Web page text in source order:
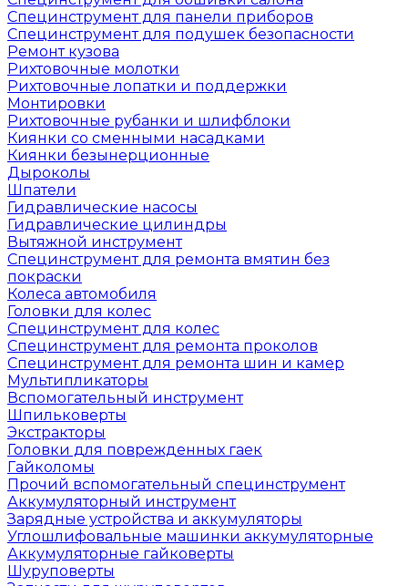
Специнструмент для панели приборов
Специнструмент для подушек безопасности
Ремонт кузова
Рихтовочные молотки
Рихтовочные лопатки и поддержки
Монтировки
Рихтовочные рубанки и шлифблоки
Киянки со сменными насадками
Киянки безынерционные
Дыроколы
Шпатели
Гидравлические насосы
Гидравлические цилиндры
Вытяжной инструмент
Специнструмент для ремонта вмятин без
покраски
Колеса автомобиля
Головки для колес
Специнструмент для колес
Специнструмент для ремонта проколов
Специнструмент для ремонта шин и камер
Мультипликаторы
Вспомогательный инструмент
Шпильковерты
Экстракторы
Головки для поврежденных гаек
Гайколомы
Прочий вспомогательный специнструмент
Аккумуляторный инструмент
Зарядные устройства и аккумуляторы
Углошлифовальные машинки аккумуляторные
Аккумуляторные гайковерты
Шуруповерты